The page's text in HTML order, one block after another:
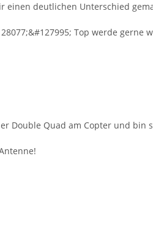
deutlichen Unterschied
Top werde gerne
Double Quad am Copter und bin